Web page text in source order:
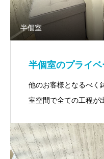
半個室
半個室のプライベ
他のお客様となるべく
室空間で全ての工程が